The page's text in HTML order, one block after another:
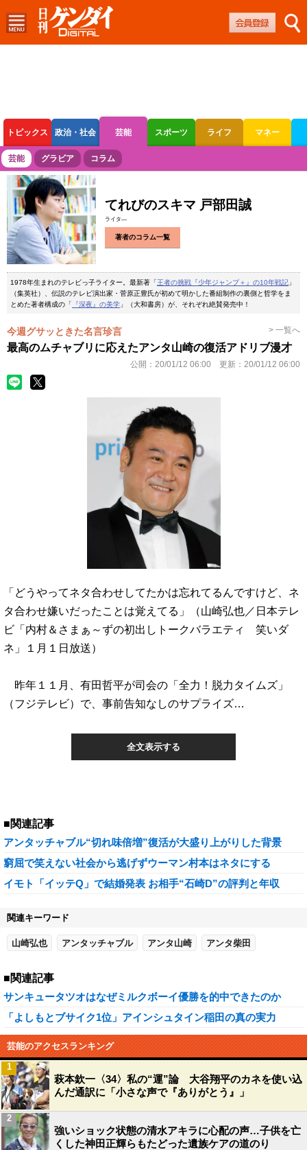
トピックス 政治・社会 芸能 スポーツ ライフ マネー
ボートレース 競輪 オートレース
芸能 グラビア コラム
てれびのスキマ 戸部田誠
ライタ―
著者のコラム一覧
1978年生まれのテレビっ子ライター。最新著「王者の挑戦『少年ジャンプ＋』の10年戦記 」
（集英社）、伝説のテレビ演出家・菅原正豊氏が初めて明かした番組制作の裏側と哲学をま
とめた著者構成の「 『深夜』の美学 」（大和書房）が、それぞれ絶賛発売中！
今週グサッときた名言珍言 > 一覧へ
最高のムチャブリに応えたアンタ山崎の復活アドリブ漫才
公開： 20/01/12 06:00 更新： 20/01/12 06:00
「どうやってネタ合わせしてたかは忘れてるんですけど、ネ
タ合わせ嫌いだったことは覚えてる」（山崎弘也／日本テレ
ビ「内村＆さまぁ～ずの初出しトークバラエティ 笑いダ
ネ」１月１日放送）
昨年１１月、有田哲平が司会の「全力！脱力タイムズ」
（フジテレビ）で、事前告知なしのサプライズ…
全文表示する
■関連記事
アンタッチャブル“切れ味倍増”復活が大盛り上がりした背景
窮屈で笑えない社会から逃げずウーマン村本はネタにする
イモト「イッテQ」で結婚発表 お相手“石崎D”の評判と年収
関連キーワード
山崎弘也 アンタッチャブル アンタ山崎 アンタ柴田
■関連記事
サンキュータツオはなぜミルクボーイ優勝を的中できたのか
「よしもとブサイク1位」アインシュタイン稲田の真の実力
芸能のアクセスランキング
萩本欽一〈34〉私の“運”論 大谷翔平のカネを使い込
んだ通訳に「小さな声で『ありがとう』」
1
強いショック状態の清水アキラに心配の声…子供を亡
くした神田正輝らもたどった遺族ケアの道のり
2